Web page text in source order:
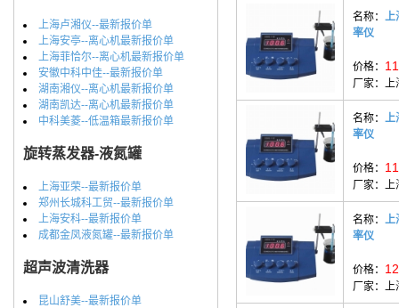
上海卢湘仪--最新报价单
上海安亭--离心机最新报价单
上海菲恰尔--离心机最新报价单
安徽中科中佳--最新报价单
湖南湘仪--离心机最新报价单
湖南凯达--离心机最新报价单
中科美菱--低温箱最新报价单
旋转蒸发器-液氮罐
上海亚荣--最新报价单
郑州长城科工贸--最新报价单
上海安科--最新报价单
成都金凤液氮罐--最新报价单
超声波清洗器
昆山舒美--最新报价单
名称： 上
率仪
价格：
厂家： 上
名称： 上
率仪
价格：
厂家： 上
名称： 上
率仪
价格：
厂家： 上